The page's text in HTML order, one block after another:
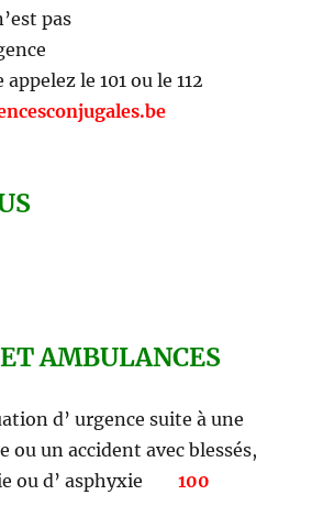
pas
le 101 ou le 112
AMBULANCES
d’ urgence suite à une
ou un accident avec blessés,
ou d’ asphyxie100